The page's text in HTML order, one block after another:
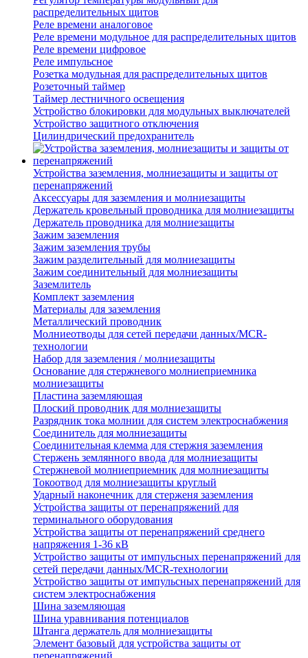
распределительных щитов
Реле времени аналоговое
Реле времени модульное для распределительных щитов
Реле времени цифровое
Реле импульсное
Розетка модульная для распределительных щитов
Розеточный таймер
Таймер лестничного освещения
Устройство блокировки для модульных выключателей
Устройство защитного отключения
Цилиндрический предохранитель
Устройства заземления, молниезащиты и защиты от
перенапряжений
Аксессуары для заземления и молниезащиты
Держатель кровельный проводника для молниезащиты
Держатель проводника для молниезащиты
Зажим заземления
Зажим заземления трубы
Зажим разделительный для молниезащиты
Зажим соединительный для молниезащиты
Заземлитель
Комплект заземления
Материалы для заземления
Металлический проводник
Молниеотводы для сетей передачи данных/MCR-
технологии
Набор для заземления / молниезащиты
Основание для стержневого молниеприемника
молниезащиты
Пластина заземляющая
Плоский проводник для молниезащиты
Разрядник тока молнии для систем электроснабжения
Соединитель для молниезащиты
Соединительная клемма для стержня заземления
Стержень землянного ввода для молниезащиты
Стержневой молниеприемник для молниезащиты
Токоотвод для молниезащиты круглый
Ударный наконечник для стерженя заземления
Устройства защиты от перенапряжений для
терминального оборудования
Устройства защиты от перенапряжений среднего
напряжения 1-36 кВ
Устройство защиты от импульсных перенапряжений для
сетей передачи данных/MCR-технологии
Устройство защиты от импульсных перенапряжений для
систем электроснабжения
Шина заземляющая
Шина уравнивания потенциалов
Штанга держатель для молниезащиты
Элемент базовый для устройства защиты от
перенапряжений